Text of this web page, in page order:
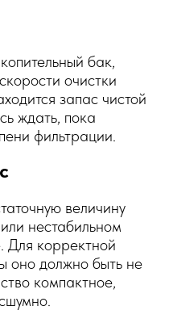
бак,
очистки
запас чистой
ждать, пока
фильтрации.
величину
нестабильном
Для корректной
оно должно быть не
компактное,